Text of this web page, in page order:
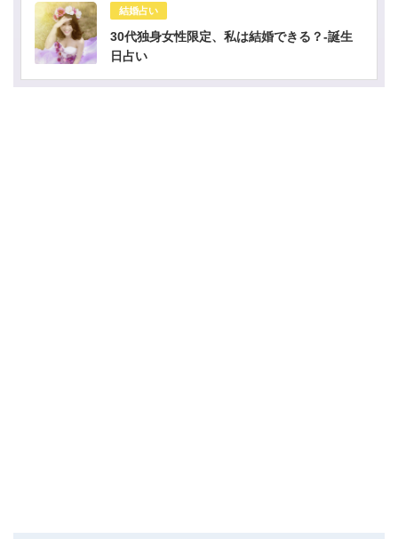
結婚占い
30代独身女性限定、私は結婚できる？-誕生
日占い